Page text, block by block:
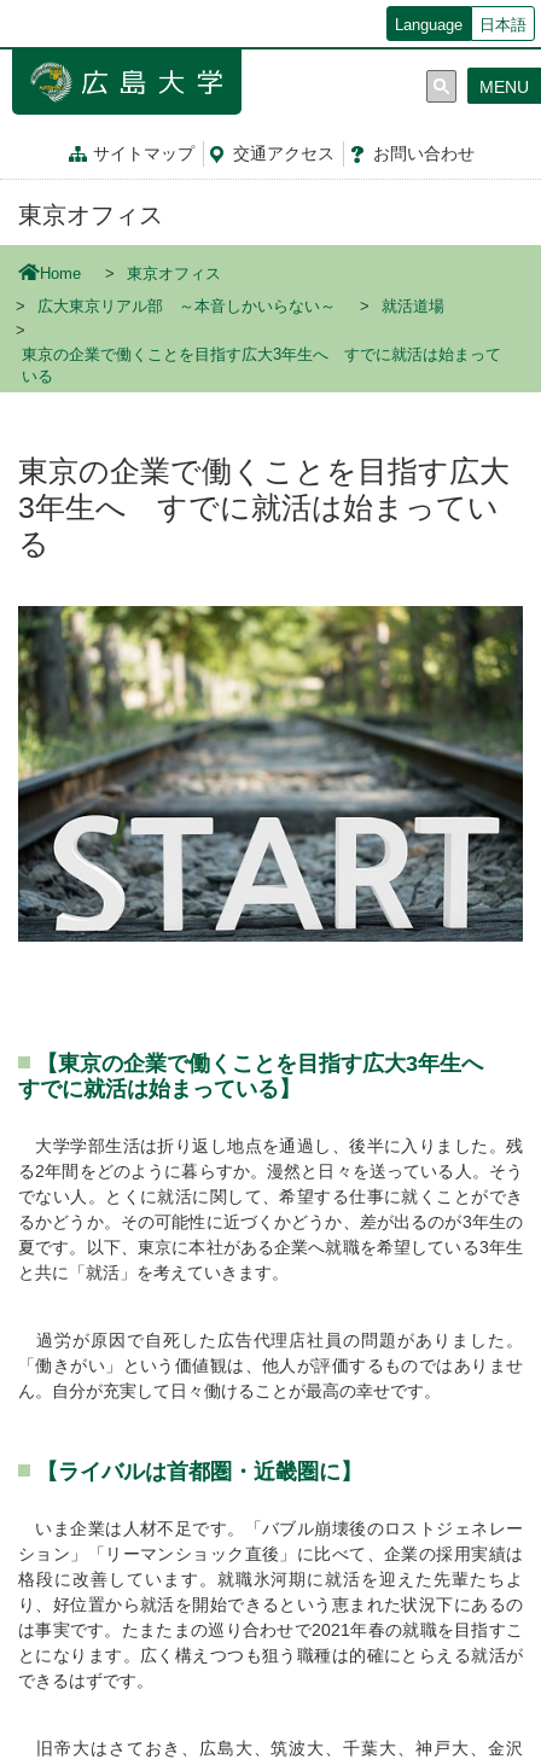
ン
Language 日本語
サイトマップ 交通アクセス お問い合わせ
MENU
東京オフィス
Home
東京オフィス
広大東京リアル部 ～本音しかいらない～
就活道場
東京の企業で働くことを目指す広大3年生へ すでに就活は始まって
いる
東京の企業で働くことを目指す広大
3年生へ すでに就活は始まってい
る
【東京の企業で働くことを目指す広大3年生へ
すでに就活は始まっている】
大学学部生活は折り返し地点を通過し、後半に入りました。残
る2年間をどのように暮らすか。漫然と日々を送っている人。そう
でない人。とくに就活に関して、希望する仕事に就くことができ
るかどうか。その可能性に近づくかどうか、差が出るのが3年生の
夏です。以下、東京に本社がある企業へ就職を希望している3年生
と共に「就活」を考えていきます。
過労が原因で自死した広告代理店社員の問題がありました。
「働きがい」という価値観は、他人が評価するものではありませ
ん。自分が充実して日々働けることが最高の幸せです。
【ライバルは首都圏・近畿圏に】
いま企業は人材不足です。「バブル崩壊後のロストジェネレー
ション」「リーマンショック直後」に比べて、企業の採用実績は
格段に改善しています。就職氷河期に就活を迎えた先輩たちよ
り、好位置から就活を開始できるという恵まれた状況下にあるの
は事実です。たまたまの巡り合わせで2021年春の就職を目指すこ
とになります。広く構えつつも狙う職種は的確にとらえる就活が
できるはずです。
旧帝大はさておき、広島大、筑波大、千葉大、神戸大、金沢